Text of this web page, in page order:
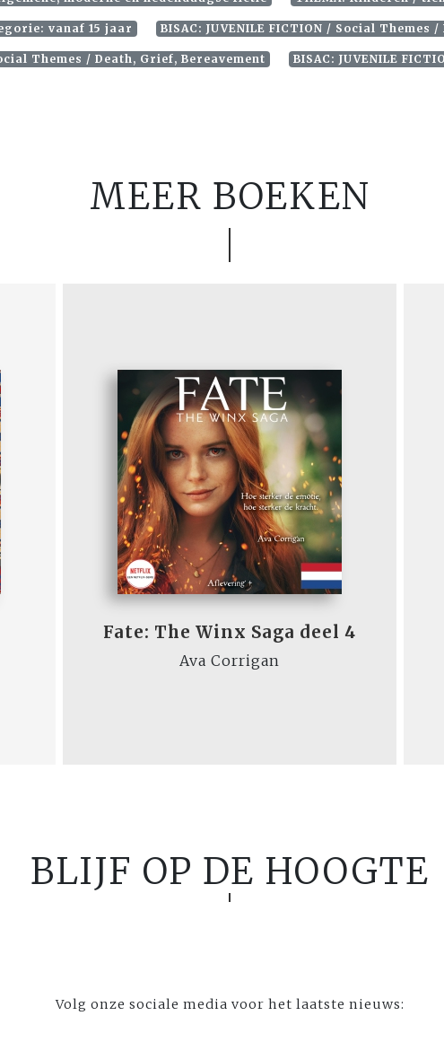
vanaf 15 jaar BISAC: JUVENILE FICTION / Social
Themes / Death, Grief, Bereavement BISAC: JUVENILE
MEER BOEKEN
Fate: The Winx Saga deel 4
Ava Corrigan
BLIJF OP DE HOOGTE
Volg onze sociale media voor het laatste nieuws: